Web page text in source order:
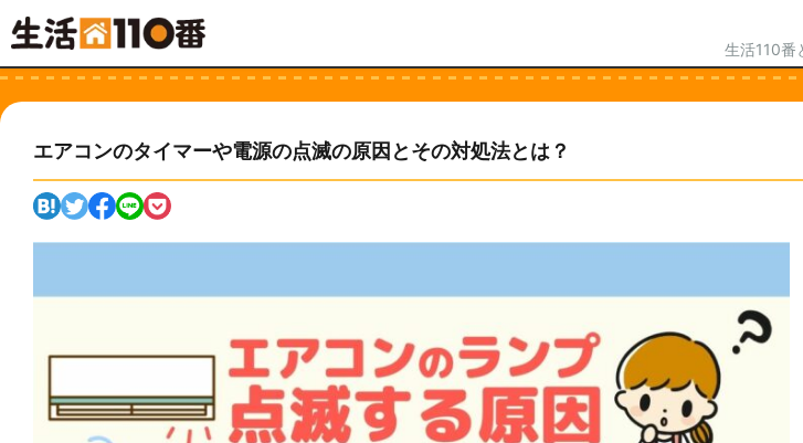
生活110番
エアコンのタイマーや電源の点滅の原因とその対処法とは？